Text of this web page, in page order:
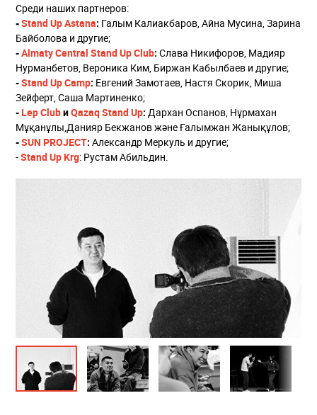
Среди наших партнеров:
-Stand Up Astana: Галым Калиакбаров, Айна Мусина, Зарина
Байболова и другие;
-Almaty Central Stand Up Club: Слава Никифоров, Мадияр
Нурманбетов, Вероника Ким, Биржан Кабылбаев и другие;
-Stand Up Camp: Евгений Замотаев, Настя Скорик, Миша
Зейферт, Саша Мартиненко;
-Lep ClubиQazaq Stand Up: Дархан Оспанов, Нұрмахан
Мұқанұлы,Данияр Бекжанов және Ғалымжан Жанықұлов;
-SUN PROJECT: Александр Меркуль и другие;
-Stand Up Krg: Рустам Абильдин.